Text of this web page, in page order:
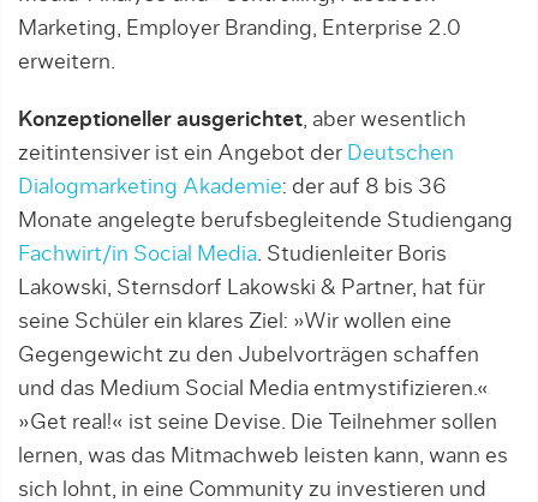
Marketing, Employer Branding, Enterprise 2.0
erweitern.
Konzeptioneller ausgerichtet, aber wesentlich
zeitintensiver ist ein Angebot der Deutschen
Dialogmarketing Akademie: der auf 8 bis 36
Monate angelegte berufsbegleitende Studiengang
Fachwirt/in Social Media. Studien­leiter Boris
Lakowski, Sternsdorf Lakowski & Partner, hat für
seine Schüler ein klares Ziel: »Wir wollen eine
Gegengewicht zu den Jubelvorträgen schaffen
und das Medium Social Media entmystifizieren.«
»Get real!« ist seine Devise. Die Teilnehmer sollen
lernen, was das Mitmachweb leisten kann, wann es
sich lohnt, in eine Community zu investieren und